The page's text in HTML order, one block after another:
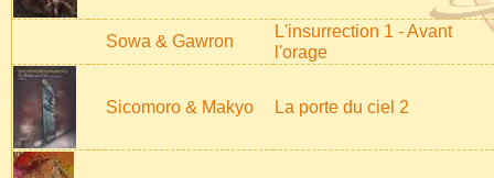
Sowa & Gawron
L'insurrection 1 - Avant
l'orage
Sicomoro & Makyo La porte du ciel 2